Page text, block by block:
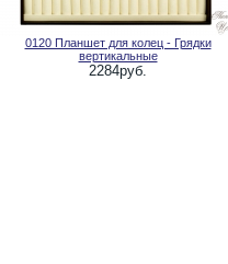
0120 Планшет для колец - Грядки
вертикальные
2284руб.